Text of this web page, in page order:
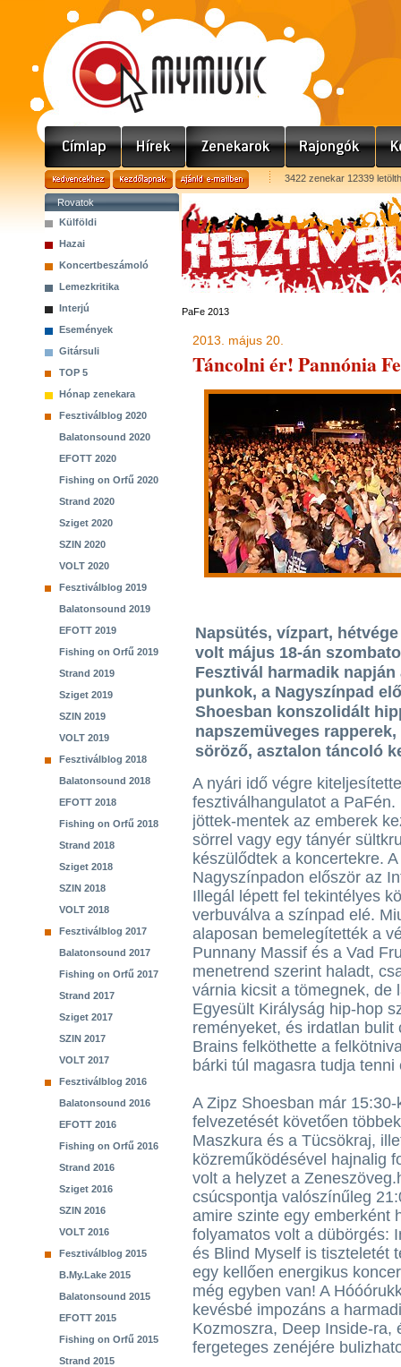
3422 zenekar 12339
Rovatok
Külföldi
Hazai
Koncertbeszámoló
Lemezkritika
Interjú
Események
Gitársuli
TOP 5
Hónap zenekara
Fesztiválblog 2020
Balatonsound 2020
EFOTT 2020
Fishing on Orfű 2020
Strand 2020
Sziget 2020
SZIN 2020
VOLT 2020
Fesztiválblog 2019
Balatonsound 2019
EFOTT 2019
Fishing on Orfű 2019
Strand 2019
Sziget 2019
SZIN 2019
VOLT 2019
Fesztiválblog 2018
Balatonsound 2018
EFOTT 2018
Fishing on Orfű 2018
Strand 2018
Sziget 2018
SZIN 2018
VOLT 2018
Fesztiválblog 2017
Balatonsound 2017
Fishing on Orfű 2017
Strand 2017
Sziget 2017
SZIN 2017
VOLT 2017
Fesztiválblog 2016
Balatonsound 2016
EFOTT 2016
Fishing on Orfű 2016
Strand 2016
Sziget 2016
SZIN 2016
VOLT 2016
Fesztiválblog 2015
B.My.Lake 2015
Balatonsound 2015
EFOTT 2015
Fishing on Orfű 2015
Strand 2015
PaFe 2013
2013. május 20.
Táncolni ér! Pannónia
Napsütés, vízpart,
volt május 18-án
Fesztivál harmadik
punkok, a Nagyszínpad
Shoesban konszolidált
napszemüveges
söröző, asztalon táncoló
A nyári idő végre
fesztiválhangulatot a PaFén.
jöttek-mentek az emberek
sörrel vagy egy tányér
készülődtek a koncertekre. A
Nagyszínpadon először az
Illegál lépett fel tekintélyes
verbuválva a színpad elé.
alaposan bemelegítették a
Punnany Massif és a Vad
menetrend szerint haladt,
várnia kicsit a tömegnek, de
Egyesült Királyság hip-hop
reményeket, és irdatlan
Brains felköthette a
bárki túl magasra tudja tenni
A Zipz Shoesban már
felvezetését követően
Maszkura és a Tücsökraj,
közreműködésével hajnalig
volt a helyzet a
csúcspontja valószínűleg
amire szinte egy emberként
folyamatos volt a dübörgés:
és Blind Myself is tiszteletét
egy kellően energikus
még egyben van! A
kevésbé impozáns a
Kozmoszra, Deep Inside-ra,
fergeteges zenéjére